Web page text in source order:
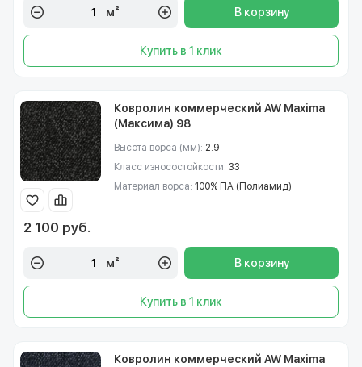
м² В корзину
Купить в 1 клик
Ковролин коммерческий AW Maxima
(Максима) 98
Высота ворса (мм): 2.9
Класс износостойкости: 33
Материал ворса: 100% ПА (Полиамид)
2 100 руб.
м² В корзину
Купить в 1 клик
Ковролин коммерческий AW Maxima